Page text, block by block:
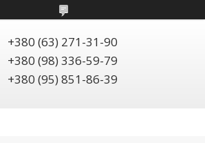
+380 (63) 271-31-90
+380 (98) 336-59-79
+380 (95) 851-86-39